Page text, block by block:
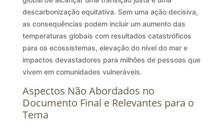
descarbonização equitativa. Sem uma ação decisiva,
as consequências podem incluir um aumento das
temperaturas globais com resultados catastróficos
para os ecossistemas, elevação do nível do mar e
impactos devastadores para milhões de pessoas que
vivem em comunidades vulneráveis.
Aspectos Não Abordados no
Documento Final e Relevantes para o
Tema